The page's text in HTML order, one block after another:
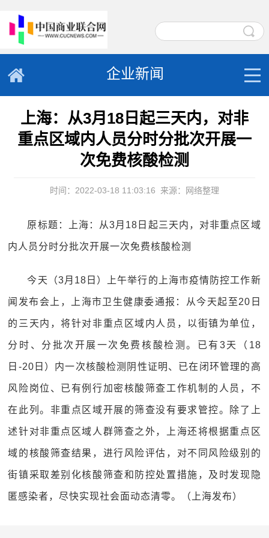
企业新闻
上海：从3月18日起三天内，对非
重点区域内人员分时分批次开展一
次免费核酸检测
时间：2022-03-18 11:03:16 来源：网络整理
原标题：上海：从3月18日起三天内，对非重点区域
内人员分时分批次开展一次免费核酸检测
今天（3月18日）上午举行的上海市疫情防控工作新
闻发布会上，上海市卫生健康委通报：从今天起至20日
的三天内，将针对非重点区域内人员，以街镇为单位，
分时、分批次开展一次免费核酸检测。已有3天（18
日-20日）内一次核酸检测阴性证明、已在闭环管理的高
风险岗位、已有例行加密核酸筛查工作机制的人员，不
在此列。非重点区域开展的筛查没有要求管控。除了上
述针对非重点区域人群筛查之外，上海还将根据重点区
域的核酸筛查结果，进行风险评估，对不同风险级别的
街镇采取差别化核酸筛查和防控处置措施，及时发现隐
匿感染者，尽快实现社会面动态清零。（上海发布）